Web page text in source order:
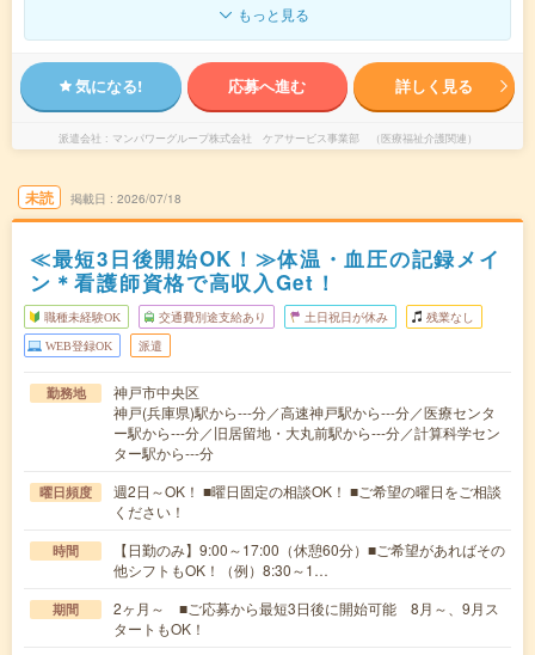
もっと見る
気になる! 応募へ進む 詳しく見る
派遣会社 マンパワーグループ株式会社 ケアサービス事業部 （医療福祉介護関連）
未読 掲載日 2026/07/18
≪最短3日後開始OK！≫体温・血圧の記録メイ
ン＊看護師資格で高収入Get！
職種未経験OK 交通費別途支給あり 土日祝日が休み 残業なし
WEB登録OK 派遣
勤務地
神戸市中央区
神戸(兵庫県)駅から---分／高速神戸駅から---分／医療センタ
ー駅から---分／旧居留地・大丸前駅から---分／計算科学セン
ター駅から---分
曜日頻度
週2日～OK！ ■曜日固定の相談OK！ ■ご希望の曜日をご相談
ください！
時間
【日勤のみ】9:00～17:00（休憩60分）■ご希望があればその
他シフトもOK！（例）8:30～1…
期間
2ヶ月～ ■ご応募から最短3日後に開始可能 8月～、9月ス
タートもOK！